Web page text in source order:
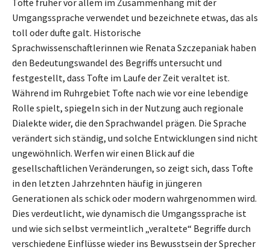
Umgangssprache verwendet und bezeichnete etwas, das als
toll oder dufte galt. Historische
Sprachwissenschaftlerinnen wie Renata Szczepaniak haben
den Bedeutungswandel des Begriffs untersucht und
festgestellt, dass Tofte im Laufe der Zeit veraltet ist.
Während im Ruhrgebiet Tofte nach wie vor eine lebendige
Rolle spielt, spiegeln sich in der Nutzung auch regionale
Dialekte wider, die den Sprachwandel prägen. Die Sprache
verändert sich ständig, und solche Entwicklungen sind nicht
ungewöhnlich. Werfen wir einen Blick auf die
gesellschaftlichen Veränderungen, so zeigt sich, dass Tofte
in den letzten Jahrzehnten häufig in jüngeren
Generationen als schick oder modern wahrgenommen wird.
Dies verdeutlicht, wie dynamisch die Umgangssprache ist
und wie sich selbst vermeintlich „veraltete“ Begriffe durch
verschiedene Einflüsse wieder ins Bewusstsein der Sprecher